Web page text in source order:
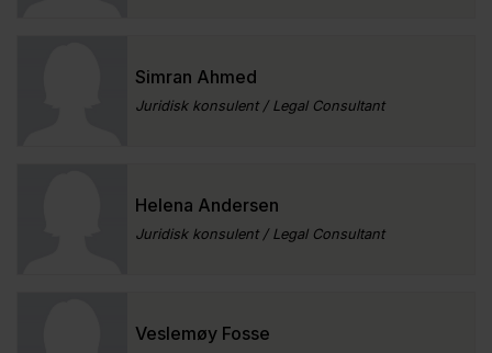
Simran Ahmed
Juridisk konsulent / Legal Consultant
Helena Andersen
Juridisk konsulent / Legal Consultant
Veslemøy Fosse